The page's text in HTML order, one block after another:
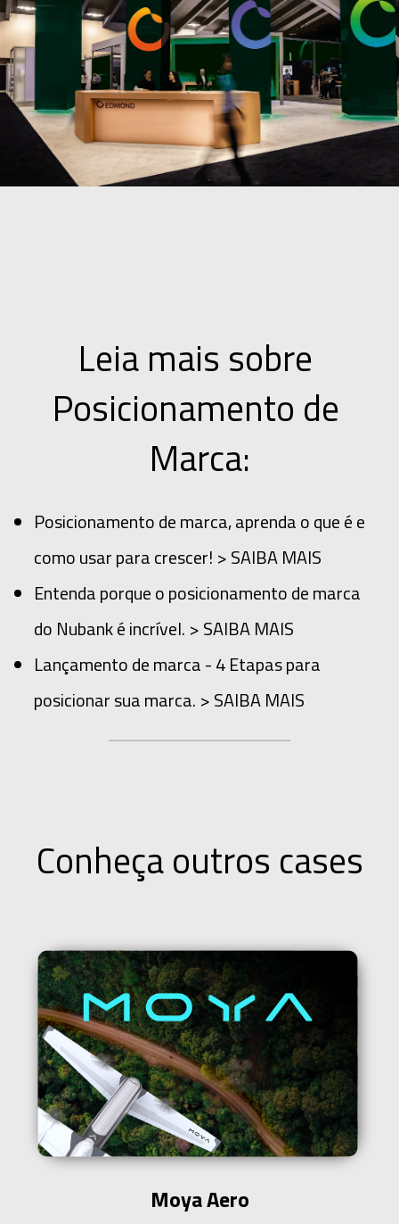
Leia mais sobre
Posicionamento de
Marca:
Posicionamento de marca, aprenda o que é e
como usar para crescer! > SAIBA MAIS
Entenda porque o posicionamento de marca
do Nubank é incrível. > SAIBA MAIS
Lançamento de marca - 4 Etapas para
posicionar sua marca. > SAIBA MAIS
Conheça outros cases
Moya Aero